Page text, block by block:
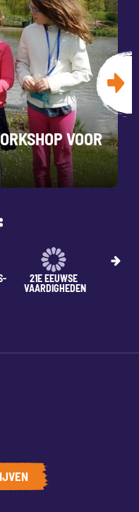
VOOR
21E EEUWSE
VAARDIGHEDEN